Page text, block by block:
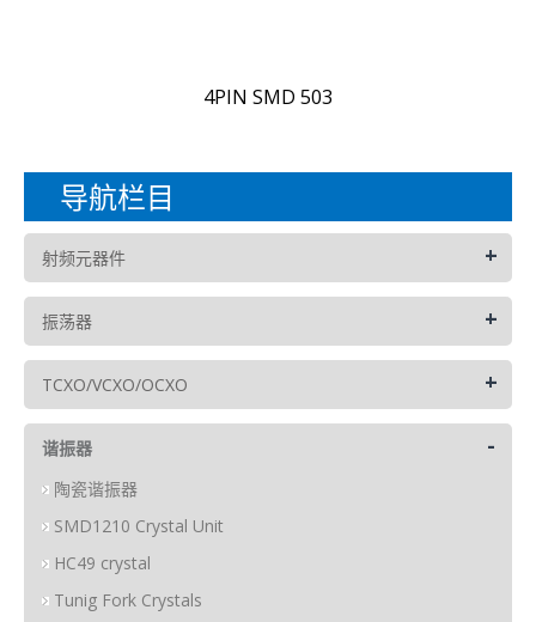
4PIN SMD 503
导航栏目
射频元器件 +
振荡器 +
TCXO/VCXO/OCXO +
谐振器 -
陶瓷谐振器
SMD1210 Crystal Unit
HC49 crystal
Tunig Fork Crystals